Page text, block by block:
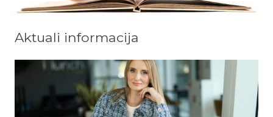
Aktuali informacija